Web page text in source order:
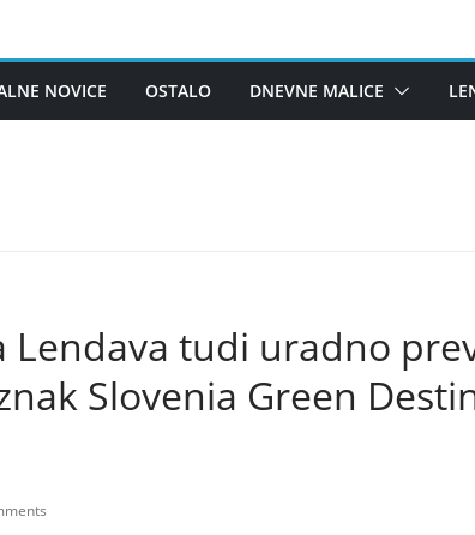
NOVICE OSTALO DNEVNE MALICE
Lendava tudi uradno
Slovenia Green